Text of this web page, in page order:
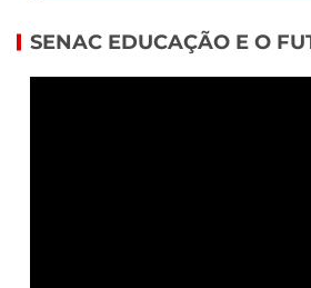
SENAC EDUCAÇÃO E O